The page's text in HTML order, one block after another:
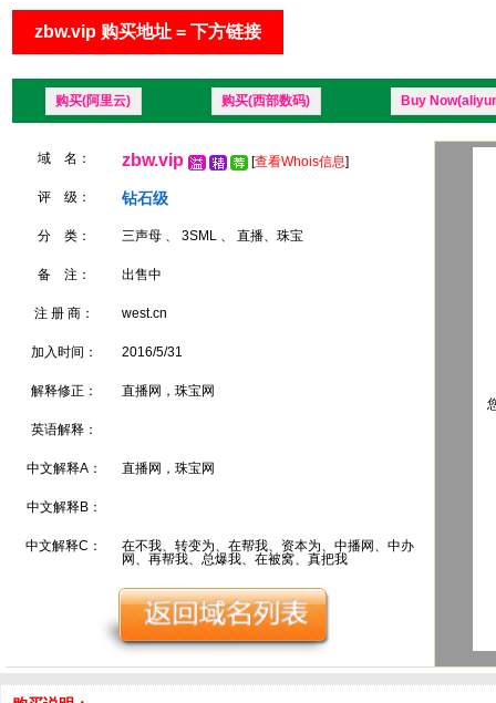
zbw.vip 购买地址 = 下方链接
购买(阿里云) 购买(西部数码) Buy
域 名： zbw.vip [查看Whois信息]
评 级： 钻石级
分 类： 三声母 、 3SML 、 直播、珠宝
备 注： 出售中
注 册 商： west.cn
加入时间： 2016/5/31
解释修正： 直播网，珠宝网
英语解释：
中文解释A： 直播网，珠宝网
中文解释B：
中文解释C：
在不我、转变为、在帮我、资本为、中播网、中办
网、再帮我、总爆我、在被窝、真把我